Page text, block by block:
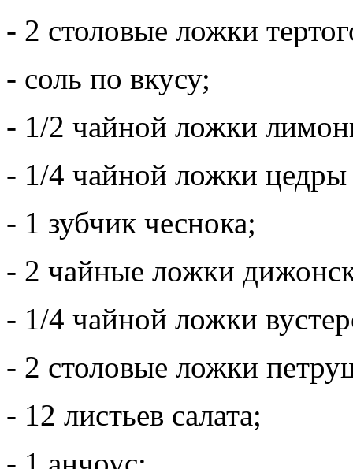
- 2 столовые ложки
- соль по вкусу;
- 1/2 чайной ложки
- 1/4 чайной ложки
- 1 зубчик чеснока;
- 2 чайные ложки
- 1/4 чайной ложки
- 2 столовые ложки
- 12 листьев салата;